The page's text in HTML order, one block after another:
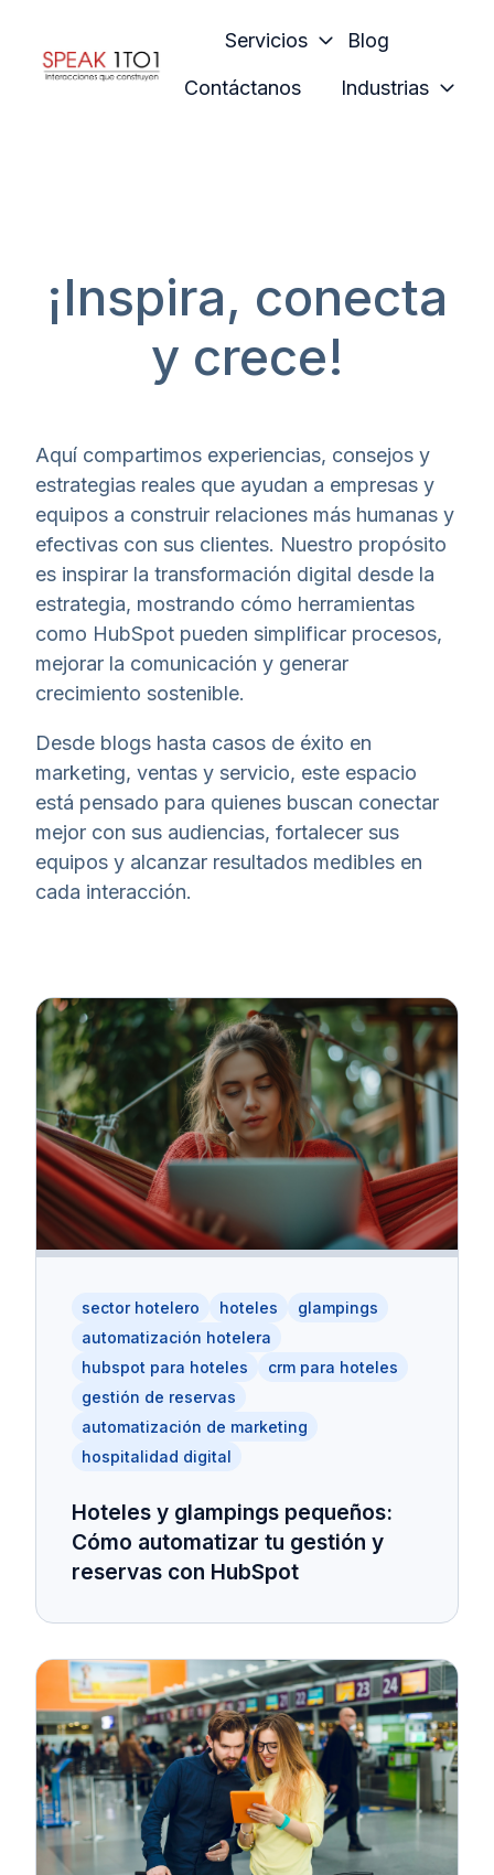
i
o
Servicios Blog
Contáctanos Industrias
¡Inspira, conecta
y crece!
Aquí compartimos experiencias, consejos y
estrategias reales que ayudan a empresas y
equipos a construir relaciones más humanas y
efectivas con sus clientes. Nuestro propósito
es inspirar la transformación digital desde la
estrategia, mostrando cómo herramientas
como HubSpot pueden simplificar procesos,
mejorar la comunicación y generar
crecimiento sostenible.
Desde blogs hasta casos de éxito en
marketing, ventas y servicio, este espacio
está pensado para quienes buscan conectar
mejor con sus audiencias, fortalecer sus
equipos y alcanzar resultados medibles en
cada interacción.
sector hotelero hoteles
glampings
automatización hotelera
hubspot para hoteles
crm para hoteles
gestión de reservas
automatización de marketing
hospitalidad digital
Hoteles y glampings pequeños:
Cómo automatizar tu gestión y
reservas con HubSpot